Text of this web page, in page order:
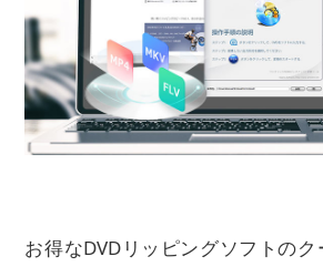
お得なDVDリッピングソフトの